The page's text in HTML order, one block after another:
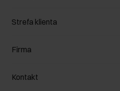
Zarządzaj cookies
Formy płatności
Jak dokonać zwrotu?
Strefa klienta
Klub Klienta
Zwróć produkty
Firma
O nas
Kontakt